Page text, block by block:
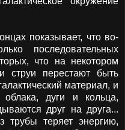
показывает, что во-
последовательных
что на некотором
струи перестают быть
материал, и
облака, дуги и кольца,
друг на друга...
трубы теряет энергию,